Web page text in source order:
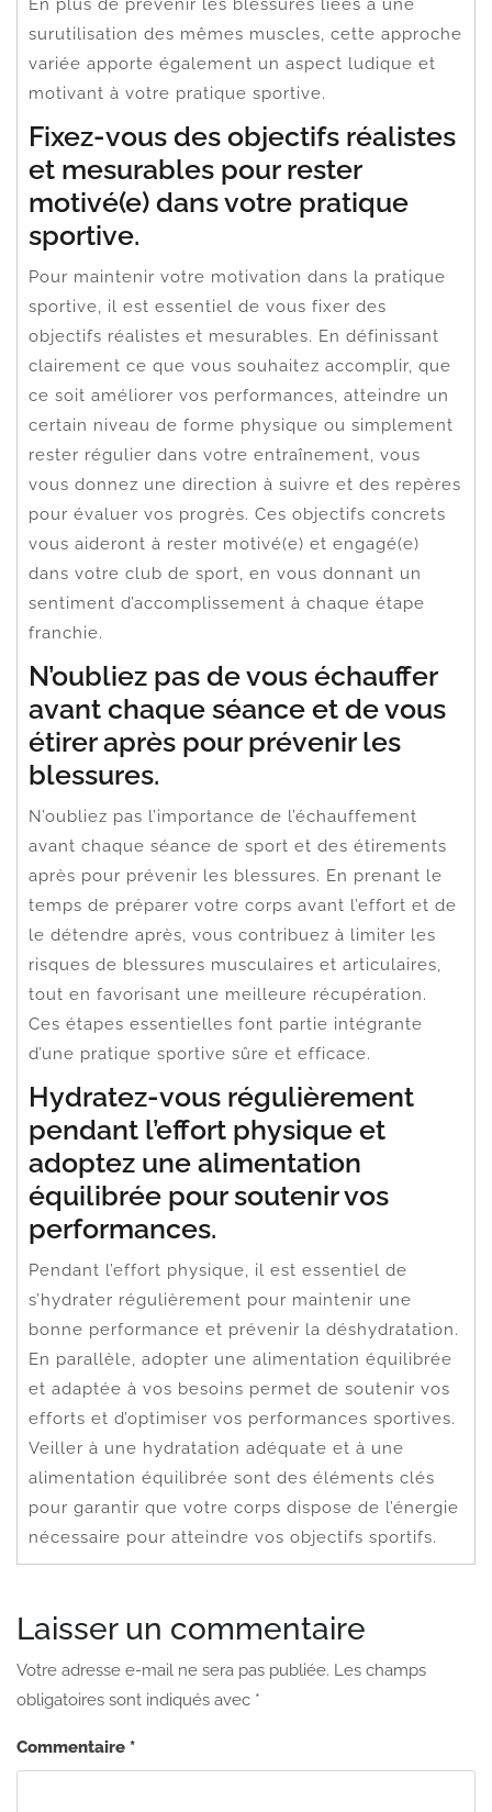
En plus de prévenir les blessures liées à une
surutilisation des mêmes muscles, cette approche
variée apporte également un aspect ludique et
motivant à votre pratique sportive.
Fixez-vous des objectifs réalistes
et mesurables pour rester
motivé(e) dans votre pratique
sportive.
Pour maintenir votre motivation dans la pratique
sportive, il est essentiel de vous fixer des
objectifs réalistes et mesurables. En définissant
clairement ce que vous souhaitez accomplir, que
ce soit améliorer vos performances, atteindre un
certain niveau de forme physique ou simplement
rester régulier dans votre entraînement, vous
vous donnez une direction à suivre et des repères
pour évaluer vos progrès. Ces objectifs concrets
vous aideront à rester motivé(e) et engagé(e)
dans votre club de sport, en vous donnant un
sentiment d’accomplissement à chaque étape
franchie.
N’oubliez pas de vous échauffer
avant chaque séance et de vous
étirer après pour prévenir les
blessures.
N’oubliez pas l’importance de l’échauffement
avant chaque séance de sport et des étirements
après pour prévenir les blessures. En prenant le
temps de préparer votre corps avant l’effort et de
le détendre après, vous contribuez à limiter les
risques de blessures musculaires et articulaires,
tout en favorisant une meilleure récupération.
Ces étapes essentielles font partie intégrante
d’une pratique sportive sûre et efficace.
Hydratez-vous régulièrement
pendant l’effort physique et
adoptez une alimentation
équilibrée pour soutenir vos
performances.
Pendant l’effort physique, il est essentiel de
s’hydrater régulièrement pour maintenir une
bonne performance et prévenir la déshydratation.
En parallèle, adopter une alimentation équilibrée
et adaptée à vos besoins permet de soutenir vos
efforts et d’optimiser vos performances sportives.
Veiller à une hydratation adéquate et à une
alimentation équilibrée sont des éléments clés
pour garantir que votre corps dispose de l’énergie
nécessaire pour atteindre vos objectifs sportifs.
Laisser un commentaire
Votre adresse e-mail ne sera pas publiée. Les champs
obligatoires sont indiqués avec *
Commentaire *